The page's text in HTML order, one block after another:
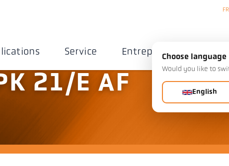
FR
Service Entreprise
21/E AF
Choose language
Would you like to
English